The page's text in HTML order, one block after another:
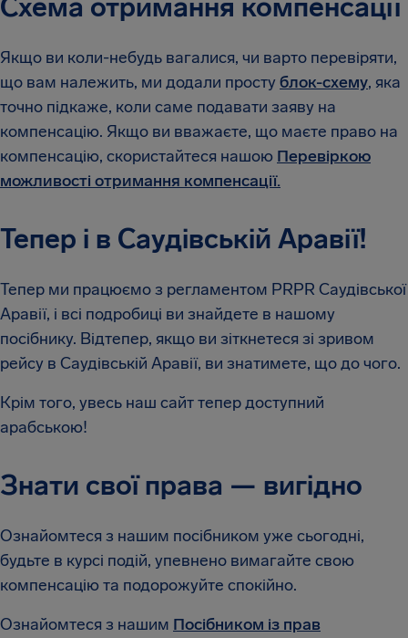
Схема отримання компенсації
Якщо ви коли-небудь вагалися, чи варто перевіряти,
що вам належить, ми додали простублок-схему, яка
точно підкаже, коли саме подавати заяву на
компенсацію. Якщо ви вважаєте, що маєте право на
компенсацію, скористайтеся нашою Перевіркою
можливості отримання компенсації.
Тепер і в Саудівській Аравії!
Тепер ми працюємо з регламентом PRPR Саудівської
Аравії, і всі подробиці ви знайдете в нашому
посібнику. Відтепер, якщо ви зіткнетеся зі зривом
рейсу в Саудівській Аравії, ви знатимете, що до чого.
Крім того, увесь наш сайт тепер доступний
арабською!
Знати свої права — вигідно
Ознайомтеся з нашим посібником уже сьогодні,
будьте в курсі подій, упевнено вимагайте свою
компенсацію та подорожуйте спокійно.
Ознайомтеся з нашим Посібником із прав